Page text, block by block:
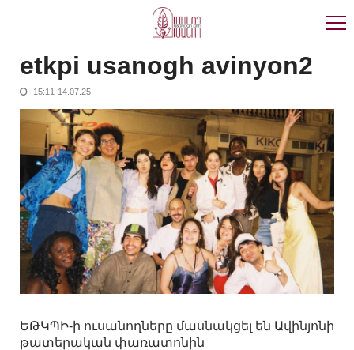
etkpi usanogh avinyon2
15:11-14.07.25
ԵԹԿՊԻ-ի ուսանողները մասնակցել են Ավինյոնի
թատերական փառատոնին